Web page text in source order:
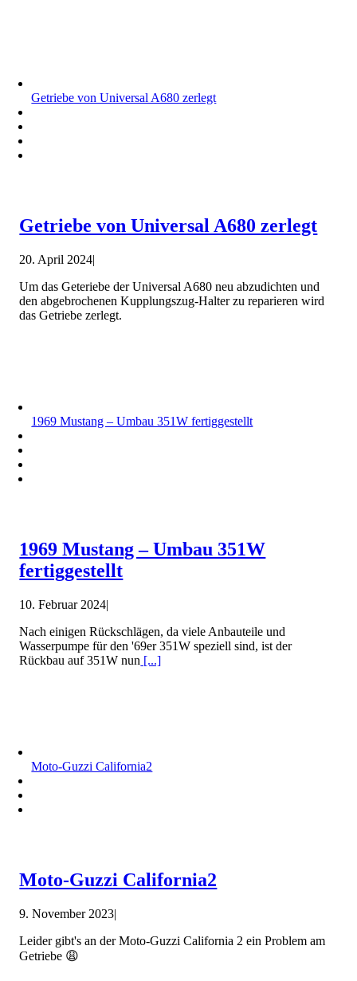
Getriebe von Universal A680 zerlegt
Getriebe von Universal A680 zerlegt
20. April 2024|
Um das Geteriebe der Universal A680 neu abzudichten und
den abgebrochenen Kupplungszug-Halter zu reparieren wird
das Getriebe zerlegt.
1969 Mustang – Umbau 351W fertiggestellt
1969 Mustang – Umbau 351W
fertiggestellt
10. Februar 2024|
Nach einigen Rückschlägen, da viele Anbauteile und
Wasserpumpe für den '69er 351W speziell sind, ist der
Rückbau auf 351W nun [...]
Moto-Guzzi California2
Moto-Guzzi California2
9. November 2023|
Leider gibt's an der Moto-Guzzi California 2 ein Problem am
Getriebe 😩